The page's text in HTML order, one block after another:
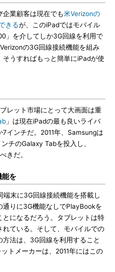
業顧客は現在でも米Verizonの
きるが、このiPadではモバイル
」を介してしか3G回線を利用で
の3G回線接続機能を組み
うすればもっと簡単にiPadが使
レット市場にとって大画面は重
」は現在iPadの最も良いライバ
インチだ。2011年、Samsungは
チのGalaxy Tabを投入し、
きだ。
を
末に3G回線接続機能を搭載し
りに3G機能なしでPlayBookを
になるだろう。タブレットは特
ている。そして、モバイルでの
法は、3G回線を利用すること
トメーカーは、2011年にはこの